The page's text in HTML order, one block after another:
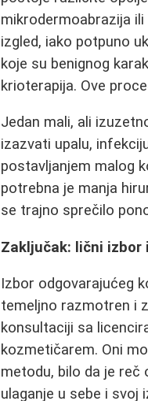
mikrodermoabrazija
izgled, iako potpuno
koje su benignog
krioterapija. Ove
Jedan mali, ali
izazvati upalu,
postavljanjem malog
potrebna je manja
se trajno sprečilo
Zaključak: lični izbor
Izbor odgovarajućeg
temeljno razmotren i
konsultaciji sa
kozmetičarem. Oni
metodu, bilo da je reč
ulaganje u sebe i svoj